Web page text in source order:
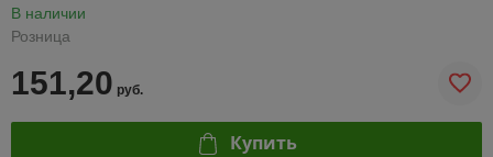
В наличии
Розница
151,20 руб.
Купить